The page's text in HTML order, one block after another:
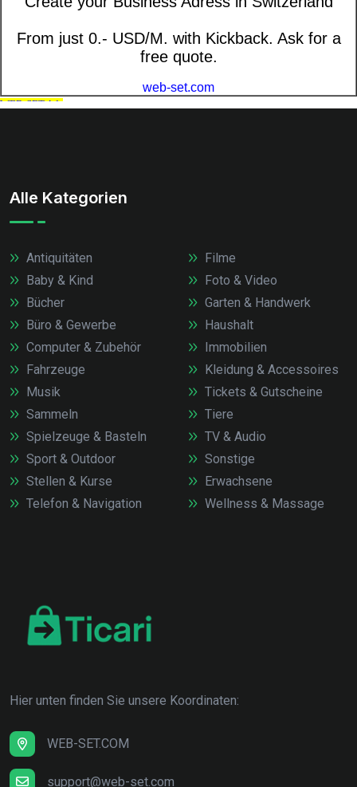
Alle Kategorien
Antiquitäten
Baby & Kind
Bücher
Büro & Gewerbe
Computer & Zubehör
Fahrzeuge
Filme
Foto & Video
Garten & Handwerk
Haushalt
Immobilien
Kleidung & Accessoires
Musik
Sammeln
Spielzeuge & Basteln
Sport & Outdoor
Stellen & Kurse
Telefon & Navigation
Tickets & Gutscheine
Tiere
TV & Audio
Sonstige
Erwachsene
Wellness & Massage
Hier unten finden Sie unsere Koordinaten:
WEB-SET.COM
support@web-set.com